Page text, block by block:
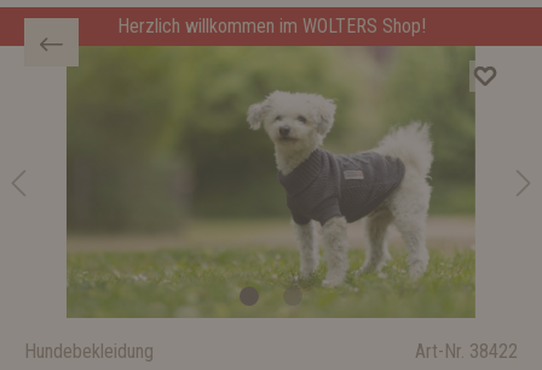
Herzlich willkommen im WOLTERS Shop!
Hundebekleidung Art-Nr. 38422